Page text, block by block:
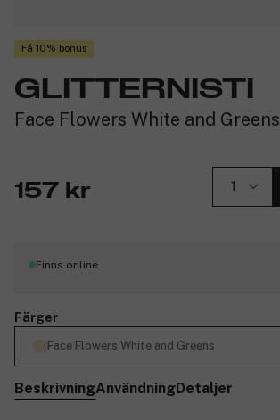
Få 10% bonus
GLITTERNISTI
Face Flowers White and Greens
157 kr
Finns online
Färger
Face Flowers White and Greens
BeskrivningAnvändningDetaljer